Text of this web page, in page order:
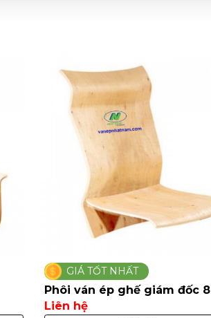
GIÁ TỐT NHẤT
Phôi ván ép ghế giám đốc 8
Liên hệ